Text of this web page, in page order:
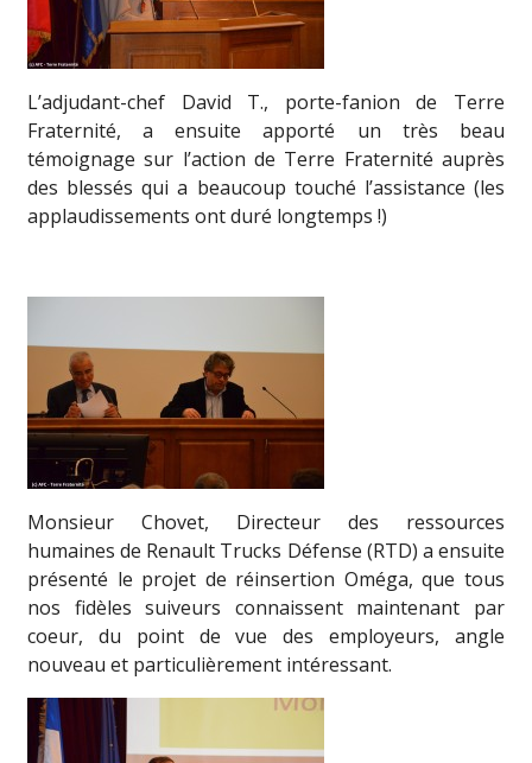
L’adjudant-chef David T., porte-fanion de Terre
Fraternité, a ensuite apporté un très beau
témoignage sur l’action de Terre Fraternité auprès
des blessés qui a beaucoup touché l’assistance (les
applaudissements ont duré longtemps !)
Monsieur Chovet, Directeur des ressources
humaines de Renault Trucks Défense (RTD) a ensuite
présenté le projet de réinsertion Oméga, que tous
nos fidèles suiveurs connaissent maintenant par
coeur, du point de vue des employeurs, angle
nouveau et particulièrement intéressant.